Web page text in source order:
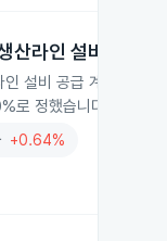
산라인 설비 공급
인 설비 공급 계약을
정했습니다.
+0.64%